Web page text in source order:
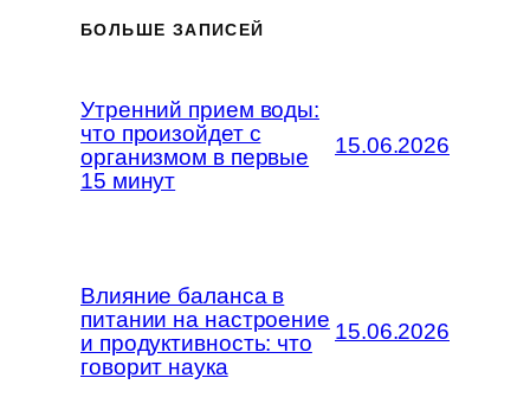
БОЛЬШЕ ЗАПИСЕЙ
Утренний прием воды:
что произойдет с
организмом в первые
15 минут
15.06.2026
Влияние баланса в
питании на настроение
и продуктивность: что
говорит наука
15.06.2026